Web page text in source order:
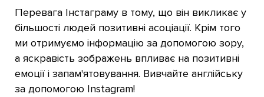
Перевага Інстаграму в тому, що він викликає у
більшості людей позитивні асоціації. Крім того
ми отримуємо інформацію за допомогою зору,
а яскравість зображень впливає на позитивні
емоції і запам'ятовування. Вивчайте англійську
за допомогою Instagram!